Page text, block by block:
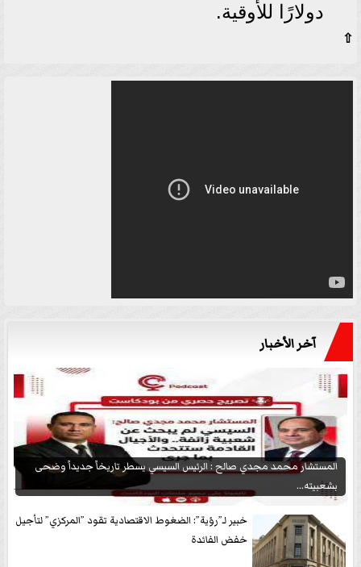
دولارًا للأوقية.
⇧
آخر الأخبار
المستشار محمد مجدي صالح : الرئيس السيسي يسطر تاريخاً جديداً وضحى
بشعبيته...
خبير لـ”رؤية”: الضغوط الاقتصادية تقود ”المركزي” لتأجيل
خفض الفائدة